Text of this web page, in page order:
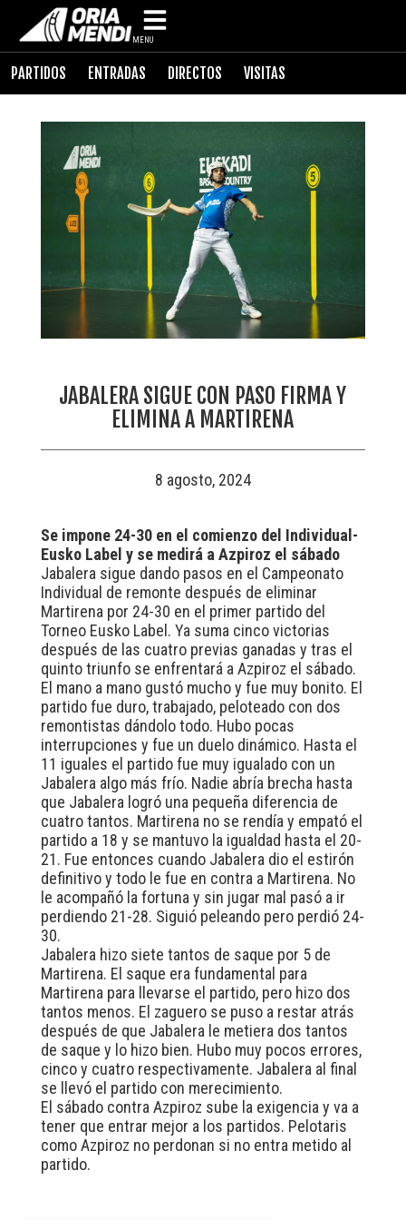
MENU
PARTIDOS ENTRADAS DIRECTOS VISITAS
JABALERA SIGUE CON PASO FIRMA Y
ELIMINA A MARTIRENA
8 agosto, 2024
Se impone 24-30 en el comienzo del Individual-
Eusko Label y se medirá a Azpiroz el sábado
Jabalera sigue dando pasos en el Campeonato
Individual de remonte después de eliminar
Martirena por 24-30 en el primer partido del
Torneo Eusko Label. Ya suma cinco victorias
después de las cuatro previas ganadas y tras el
quinto triunfo se enfrentará a Azpiroz el sábado.
El mano a mano gustó mucho y fue muy bonito. El
partido fue duro, trabajado, peloteado con dos
remontistas dándolo todo. Hubo pocas
interrupciones y fue un duelo dinámico. Hasta el
11 iguales el partido fue muy igualado con un
Jabalera algo más frío. Nadie abría brecha hasta
que Jabalera logró una pequeña diferencia de
cuatro tantos. Martirena no se rendía y empató el
partido a 18 y se mantuvo la igualdad hasta el 20-
21. Fue entonces cuando Jabalera dio el estirón
definitivo y todo le fue en contra a Martirena. No
le acompañó la fortuna y sin jugar mal pasó a ir
perdiendo 21-28. Siguió peleando pero perdió 24-
30.
Jabalera hizo siete tantos de saque por 5 de
Martirena. El saque era fundamental para
Martirena para llevarse el partido, pero hizo dos
tantos menos. El zaguero se puso a restar atrás
después de que Jabalera le metiera dos tantos
de saque y lo hizo bien. Hubo muy pocos errores,
cinco y cuatro respectivamente. Jabalera al final
se llevó el partido con merecimiento.
El sábado contra Azpiroz sube la exigencia y va a
tener que entrar mejor a los partidos. Pelotaris
como Azpiroz no perdonan si no entra metido al
partido.